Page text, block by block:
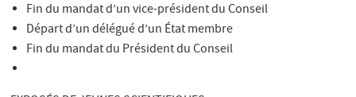
Fin du mandat d’un vice-président du Conseil
Départ d’un délégué d’un État membre
Fin du mandat du Président du Conseil